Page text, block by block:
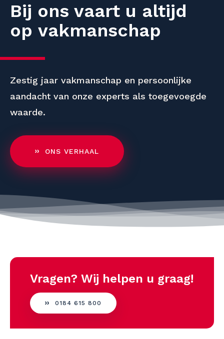
Bij ons vaart u altijd
op
vakmanschap
zekerheid
ervaring
flexibiliteit
kennis
trends
relatie
snelheid
expertise
innovatie
vakmanschap
zekerheid
flexibiliteit
kennis
trends
relatie
Zestig jaar vakmanschap en persoonlijke
aandacht van onze experts als toegevoegde
waarde.
ONS VERHAAL
Vragen? Wij helpen u graag!
0184 615 800